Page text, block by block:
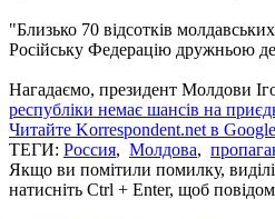
"Близько 70 відсотків
Російську Федерацію дружньою
Нагадаємо, президент Молдови
республіки немає шансів на
Читайте Korrespondent.net в
ТЕГИ: Россия, Молдова,
Якщо ви помітили помилку,
натисніть Ctrl + Enter, щоб